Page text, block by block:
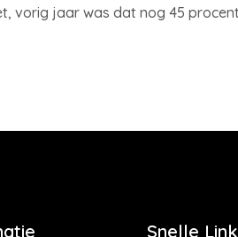
vorig jaar was dat nog 45
Snelle